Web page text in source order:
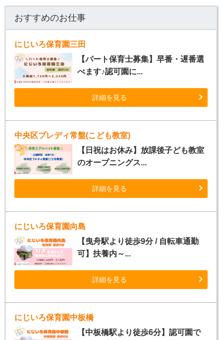
おすすめのお仕事
にじいろ保育園三田
【パート保育士募集】早番・遅番選
べます♪認可園に...
詳細を見る
中央区プレディ常盤(こども教室)
【日祝はお休み】放課後子ども教室
のオープニングス...
詳細を見る
にじいろ保育園向島
【曳舟駅より徒歩9分 / 自転車通勤
可】扶養内～...
詳細を見る
にじいろ保育園中板橋
【中板橋駅より徒歩6分】認可園で